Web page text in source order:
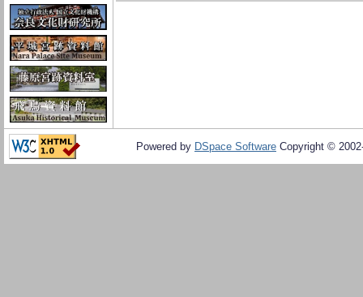
Powered by DSpace Software Copyright ©